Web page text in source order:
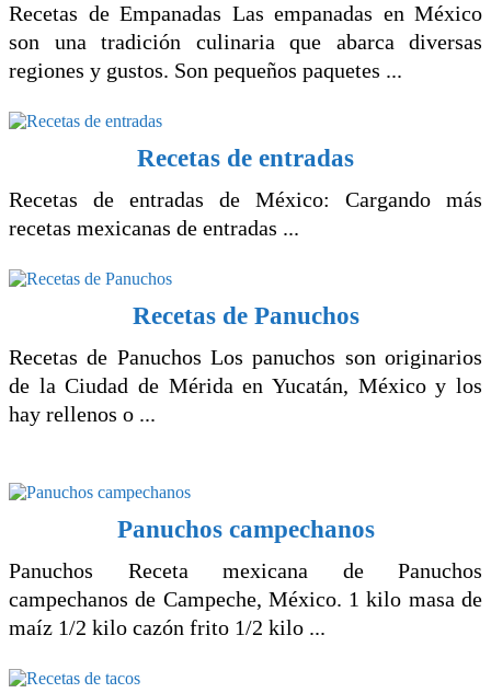
Recetas de Empanadas Las empanadas en México
son una tradición culinaria que abarca diversas
regiones y gustos. Son pequeños paquetes ...
Recetas de entradas
Recetas de entradas de México: Cargando más
recetas mexicanas de entradas ...
Recetas de Panuchos
Recetas de Panuchos Los panuchos son originarios
de la Ciudad de Mérida en Yucatán, México y los
hay rellenos o ...
Panuchos campechanos
Panuchos Receta mexicana de Panuchos
campechanos de Campeche, México. 1 kilo masa de
maíz 1/2 kilo cazón frito 1/2 kilo ...